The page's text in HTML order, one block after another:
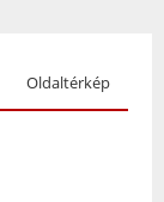
Oldaltérkép